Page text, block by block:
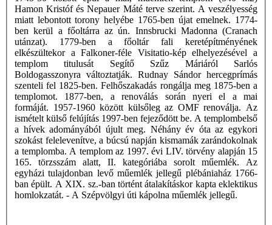
Hamon Kristóf és Nepauer Máté terve szerint. A veszélyesség
miatt lebontott torony helyébe 1765-ben újat emelnek. 1774-
ben kerül a főoltárra az ún. Innsbrucki Madonna (Cranach
utánzat). 1779-ben a főoltár fali keretépítményének
elkészültekor a Falkoner-féle Visitatio-kép elhelyezésével a
templom titulusát Segítő Szűz Máriáról Sarlós
Boldogasszonyra változtatják. Rudnay Sándor hercegprímás
szenteli fel 1825-ben. Felhőszakadás rongálja meg 1875-ben a
templomot. 1877-ben, a renoválás során nyeri el a mai
formáját. 1957-1960 között külsőleg az OMF renoválja. Az
ismételt külső felújítás 1997-ben fejeződött be. A templombelső
a hívek adományából újult meg. Néhány év óta az egykori
szokást felelevenítve, a búcsú napján kismamák zarándokolnak
a templomba. A templom az 1997. évi LIV. törvény alapján 15
165. törzsszám alatt, II. kategóriába sorolt műemlék. Az
egyházi tulajdonban levő műemlék jellegű plébániaház 1766-
ban épült. A XIX. sz.-ban történt átalakításkor kapta eklektikus
homlokzatát. - A Szépvölgyi úti kápolna műemlék jellegű.